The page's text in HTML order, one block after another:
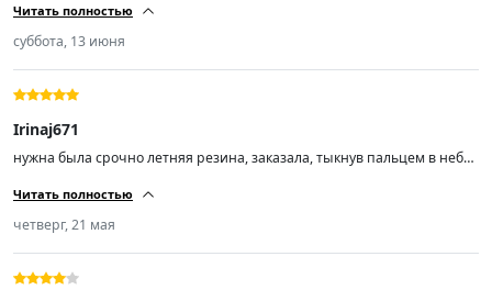
Читать полностью
суббота, 13 июня
Irinaj671
нужна была срочно летняя резина, заказала, тыкнув пальцем в небо,
Читать полностью
четверг, 21 мая